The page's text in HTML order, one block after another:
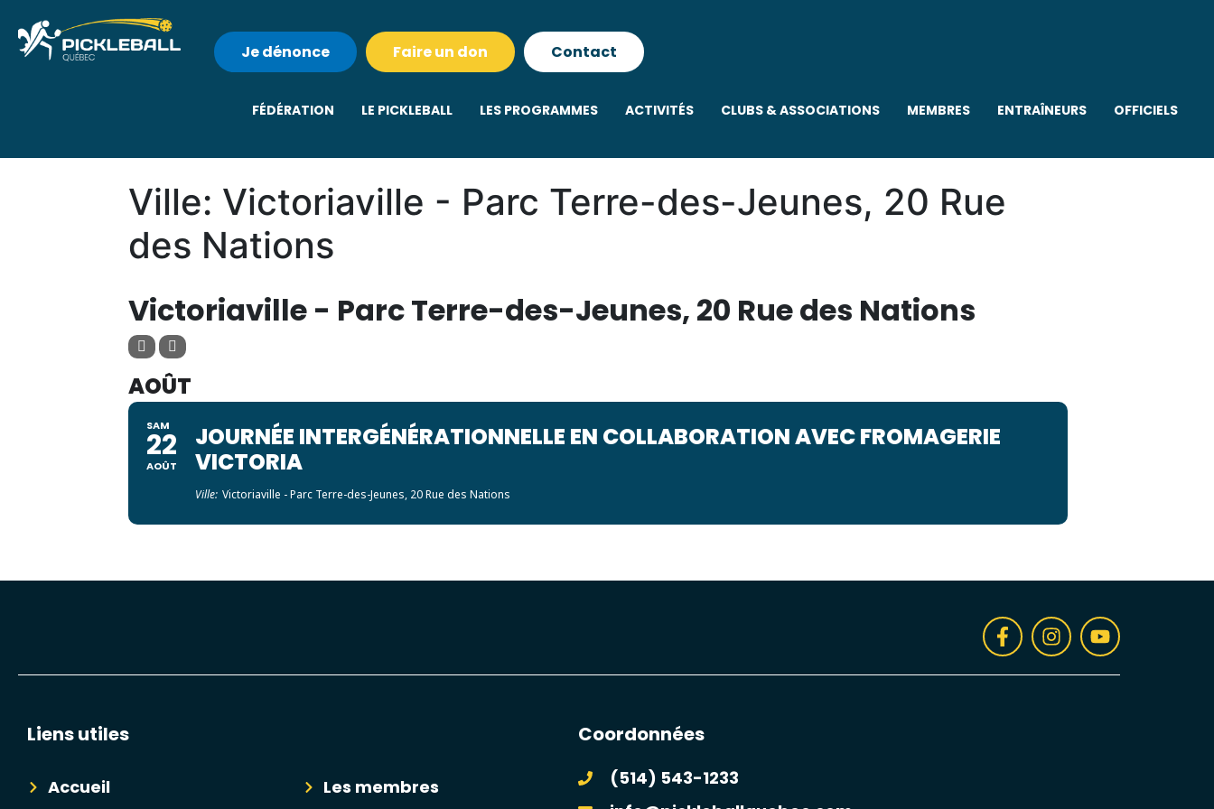
Je dénonce Faire un don Contact
FÉDÉRATION LE PICKLEBALL LES PROGRAMMES ACTIVITÉS CLUBS & ASSOCIATIONS MEMBRES ENTRAÎNEURS OFFICIELS
Ville: Victoriaville - Parc Terre-des-Jeunes, 20 Rue
des Nations
Victoriaville - Parc Terre-des-Jeunes, 20 Rue des Nations
AOÛT
SAM
22
AOÛT
JOURNÉE INTERGÉNÉRATIONNELLE EN COLLABORATION AVEC FROMAGERIE
VICTORIA
Ville: Victoriaville - Parc Terre-des-Jeunes, 20 Rue des Nations
Liens utiles
Accueil Les membres
Coordonnées
(514) 543-1233